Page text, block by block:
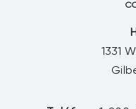
1331